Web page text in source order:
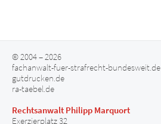
© 2004 – 2026
fachanwalt-fuer-strafrecht-bundesweit.de
gutdrucken.de
ra-taebel.de
Rechtsanwalt Philipp Marquort
Exerzierplatz 32